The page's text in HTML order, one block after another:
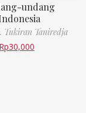
undang
Tukiran Taniredja
Rp30,000